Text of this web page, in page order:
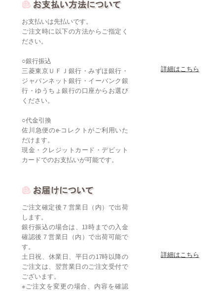
お支払いは先払いです。
ご注文時に以下の方法からご指定く
ださい。
○銀行振込
三菱東京ＵＦＪ銀行・みずほ銀行・
ジャパンネット銀行・イーバンク銀
行・ゆうちょ銀行の口座からお選び
ください。
○代金引換
佐川急便のe-コレクトがご利用いた
だけます。
現金・クレジットカード・デビット
カードでのお支払いが可能です。
詳細はこちら
ご注文確定後７営業日（内）で出荷
します。
銀行振込の場合は、13時までの入金
確認後７営業日（内）で出荷可能で
す。
土日祝、休業日、平日の17時以降の
ご注文は、翌営業日のご注文受付で
ございます。
※ご注文を変更の場合、内容を確認
詳細はこちら